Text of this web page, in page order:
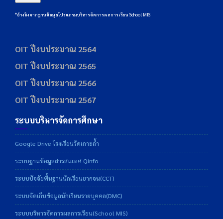
*อ้างอิงจากฐานข้อมูลโปรแกรมบริหารจัดการผลการเรียน School MIS
OIT ปีงบประมาณ 2564
OIT ปีงบประมาณ 2565
OIT ปีงบประมาณ 2566
OIT ปีงบประมาณ 2567
ระบบบริหารจัดการศึกษา
Google Drive โรงเรียนวัดเกาะถ้ำ
ระบบฐานข้อมูลสารสนเทศ Qinfo
ระบบปัจจัยพื้นฐานนักเรียนยากจน(CCT)
ระบบจัดเก็บข้อมูลนักเรียนรายบุคคล(DMC)
ระบบบริหารจัดการผลการเรียน(School MIS)